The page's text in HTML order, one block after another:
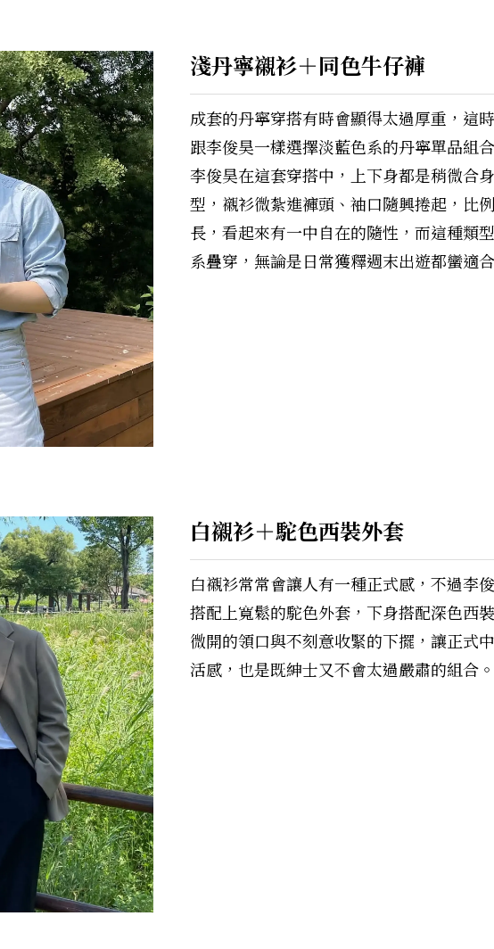
淺丹寧襯衫＋同色牛仔褲
成套的丹寧穿搭有時會顯得太過厚重，這
跟李俊昊一樣選擇淡藍色系的丹寧單品組
李俊昊在這套穿搭中，上下身都是稍微合
型，襯衫微紮進褲頭、袖口隨興捲起，比
長，看起來有一中自在的隨性，而這種類
系疊穿，無論是日常獲釋週末出遊都蠻適
白襯衫＋駝色西裝外套
白襯衫常常會讓人有一種正式感，不過李
搭配上寬鬆的駝色外套，下身搭配深色西
微開的領口與不刻意收緊的下擺，讓正式
活感，也是既紳士又不會太過嚴肅的組合